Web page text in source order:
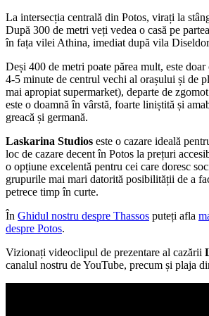
La intersecția centrală din Potos, virați la
După 300 de metri veți vedea o casă pe
în fața vilei Athina, imediat după vila
Deși 400 de metri poate părea mult, este
4-5 minute de centrul vechi al orașului și de
mai apropiat supermarket), departe de
este o doamnă în vârstă, foarte liniștită și
greacă și germană.
Laskarina Studios este o cazare ideală
loc de cazare decent în Potos la prețuri
o opțiune excelentă pentru cei care doresc
grupurile mai mari datorită posibilității de a
petrece timp în curte.
În Ghidul nostru despre Thassos puteți afla
despre Potos.
Vizionați videoclipul de prezentare al cazării
canalul nostru de YouTube, precum și plaja